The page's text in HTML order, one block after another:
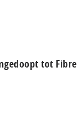
tot Fibre